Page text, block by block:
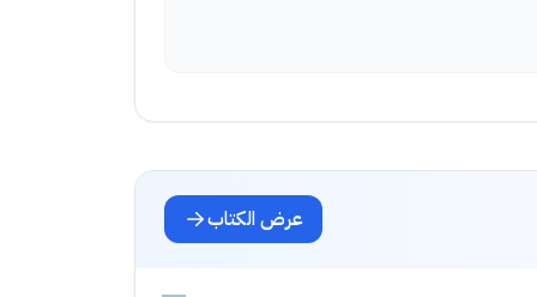
عرض الكتاب